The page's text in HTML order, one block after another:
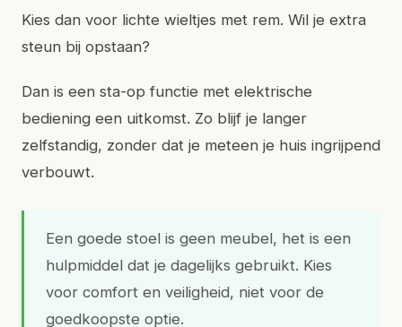
Kies dan voor lichte wieltjes met rem. Wil je extra
steun bij opstaan?
Dan is een sta-op functie met elektrische
bediening een uitkomst. Zo blijf je langer
zelfstandig, zonder dat je meteen je huis ingrijpend
verbouwt.
Een goede stoel is geen meubel, het is een
hulpmiddel dat je dagelijks gebruikt. Kies
voor comfort en veiligheid, niet voor de
goedkoopste optie.